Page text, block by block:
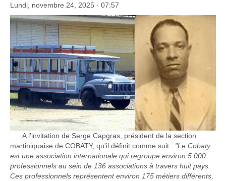
Lundi, novembre 24, 2025 - 07:57
A l'invitation de Serge Capgras, président de la section
martiniquaise de COBATY, qu'il définit comme suit : "Le Cobaty
est une association internationale qui regroupe environ 5 000
professionnels au sein de 136 associations à travers huit pays.
Ces professionnels représentent environ 175 métiers différents,